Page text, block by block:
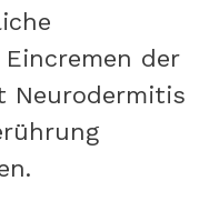
der
Neurodermitis